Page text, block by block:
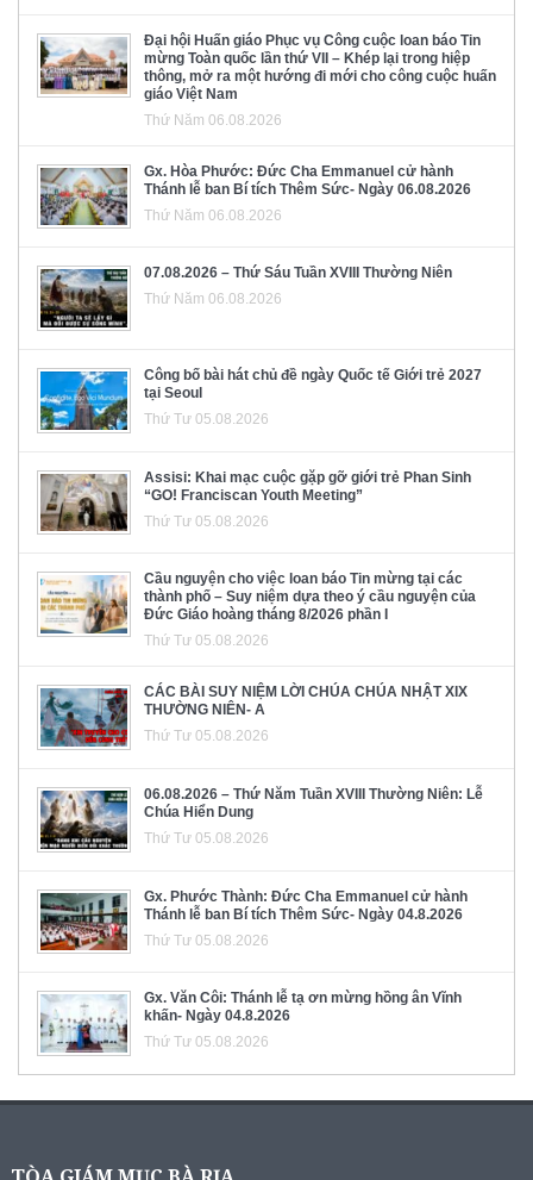
Đại hội Huấn giáo Phục vụ Công cuộc loan báo Tin
mừng Toàn quốc lần thứ VII – Khép lại trong hiệp
thông, mở ra một hướng đi mới cho công cuộc huấn
giáo Việt Nam
Thứ Năm 06.08.2026
Gx. Hòa Phước: Đức Cha Emmanuel cử hành
Thánh lễ ban Bí tích Thêm Sức- Ngày 06.08.2026
Thứ Năm 06.08.2026
07.08.2026 – Thứ Sáu Tuần XVIII Thường Niên
Thứ Năm 06.08.2026
Công bố bài hát chủ đề ngày Quốc tế Giới trẻ 2027
tại Seoul
Thứ Tư 05.08.2026
Assisi: Khai mạc cuộc gặp gỡ giới trẻ Phan Sinh
“GO! Franciscan Youth Meeting”
Thứ Tư 05.08.2026
Cầu nguyện cho việc loan báo Tin mừng tại các
thành phố – Suy niệm dựa theo ý cầu nguyện của
Đức Giáo hoàng tháng 8/2026 phần I
Thứ Tư 05.08.2026
CÁC BÀI SUY NIỆM LỜI CHÚA CHÚA NHẬT XIX
THƯỜNG NIÊN- A
Thứ Tư 05.08.2026
06.08.2026 – Thứ Năm Tuần XVIII Thường Niên: Lễ
Chúa Hiển Dung
Thứ Tư 05.08.2026
Gx. Phước Thành: Đức Cha Emmanuel cử hành
Thánh lễ ban Bí tích Thêm Sức- Ngày 04.8.2026
Thứ Tư 05.08.2026
Gx. Văn Côi: Thánh lễ tạ ơn mừng hồng ân Vĩnh
khấn- Ngày 04.8.2026
Thứ Tư 05.08.2026